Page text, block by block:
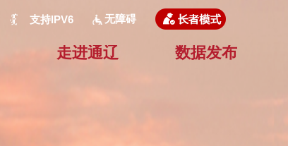
支持IPV6 无障碍
走进通辽 数据发布